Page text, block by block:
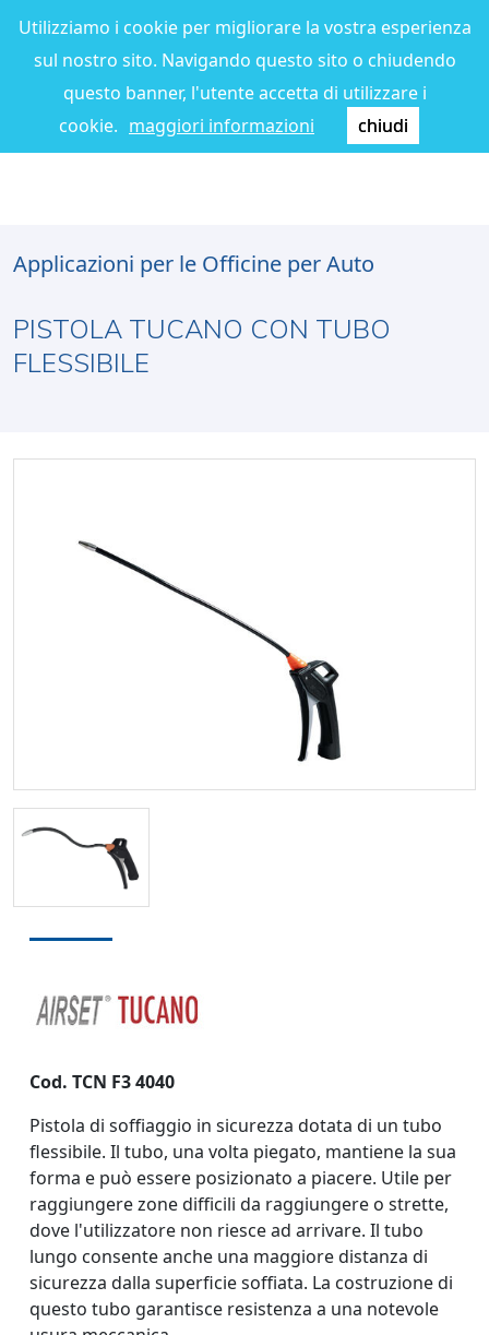
Utilizziamo i cookie per migliorare la vostra esperienza
sul nostro sito. Navigando questo sito o chiudendo
questo banner, l'utente accetta di utilizzare i
cookie. maggiori informazioni chiudi
Applicazioni per le Officine per Auto
PISTOLA TUCANO CON TUBO
FLESSIBILE
Cod. TCN F3 4040
Pistola di soffiaggio in sicurezza dotata di un tubo
flessibile. Il tubo, una volta piegato, mantiene la sua
forma e può essere posizionato a piacere. Utile per
raggiungere zone difficili da raggiungere o strette,
dove l'utilizzatore non riesce ad arrivare. Il tubo
lungo consente anche una maggiore distanza di
sicurezza dalla superficie soffiata. La costruzione di
questo tubo garantisce resistenza a una notevole